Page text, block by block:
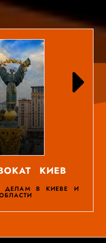
КИЕВ
ДЕЛАМ В КИЕВЕ И